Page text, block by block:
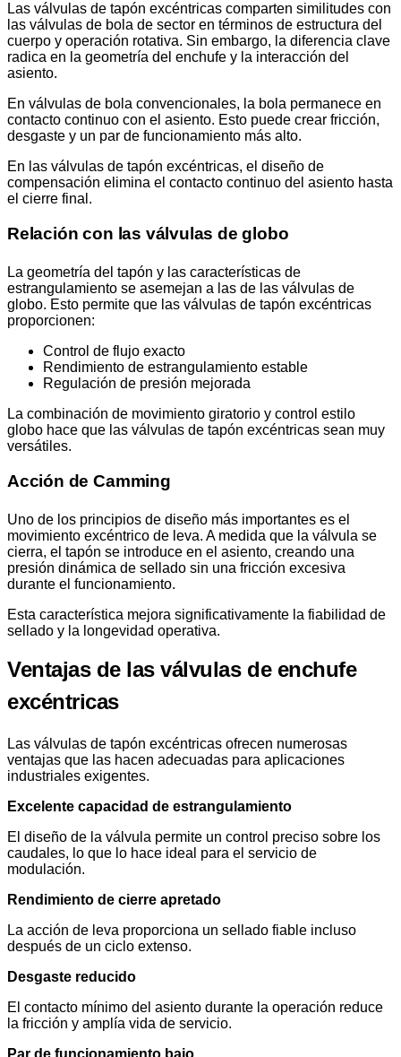
Las válvulas de tapón excéntricas comparten similitudes con
las válvulas de bola de sector en términos de estructura del
cuerpo y operación rotativa. Sin embargo, la diferencia clave
radica en la geometría del enchufe y la interacción del
asiento.
En válvulas de bola convencionales, la bola permanece en
contacto continuo con el asiento. Esto puede crear fricción,
desgaste y un par de funcionamiento más alto.
En las válvulas de tapón excéntricas, el diseño de
compensación elimina el contacto continuo del asiento hasta
el cierre final.
Relación con las válvulas de globo
La geometría del tapón y las características de
estrangulamiento se asemejan a las de las válvulas de
globo. Esto permite que las válvulas de tapón excéntricas
proporcionen:
Control de flujo exacto
Rendimiento de estrangulamiento estable
Regulación de presión mejorada
La combinación de movimiento giratorio y control estilo
globo hace que las válvulas de tapón excéntricas sean muy
versátiles.
Acción de Camming
Uno de los principios de diseño más importantes es el
movimiento excéntrico de leva. A medida que la válvula se
cierra, el tapón se introduce en el asiento, creando una
presión dinámica de sellado sin una fricción excesiva
durante el funcionamiento.
Esta característica mejora significativamente la fiabilidad de
sellado y la longevidad operativa.
Ventajas de las válvulas de enchufe
excéntricas
Las válvulas de tapón excéntricas ofrecen numerosas
ventajas que las hacen adecuadas para aplicaciones
industriales exigentes.
Excelente capacidad de estrangulamiento
El diseño de la válvula permite un control preciso sobre los
caudales, lo que lo hace ideal para el servicio de
modulación.
Rendimiento de cierre apretado
La acción de leva proporciona un sellado fiable incluso
después de un ciclo extenso.
Desgaste reducido
El contacto mínimo del asiento durante la operación reduce
la fricción y amplía vida de servicio.